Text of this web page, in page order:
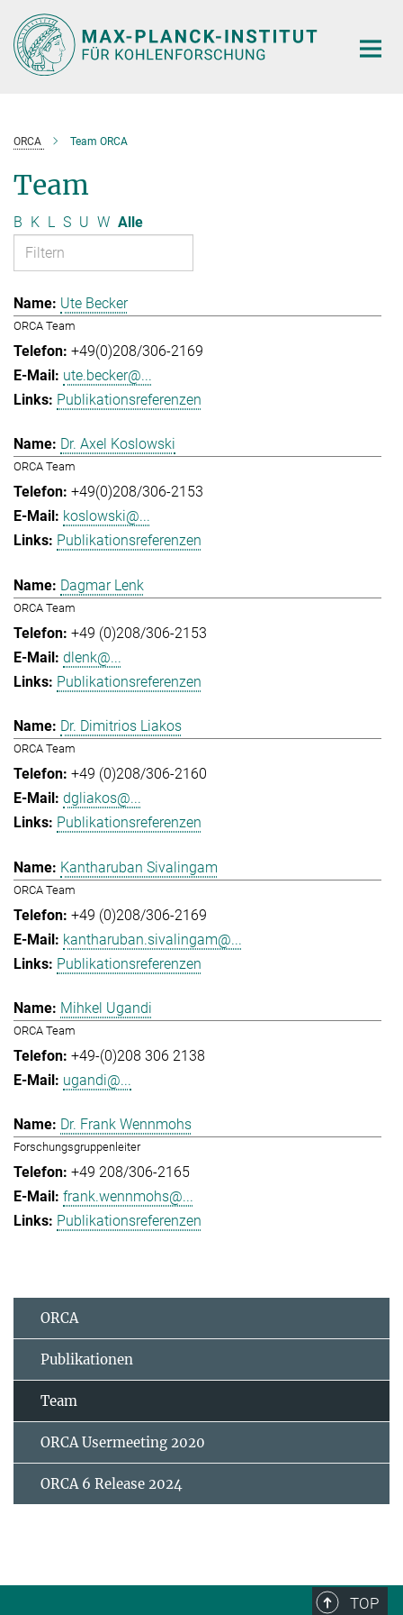
Hauptinhalt
ORCA Team ORCA
Team
B K L S U W Alle
Ute Becker
ORCA Team
+49(0)208/306-2169
ute.becker@...
Publikationsreferenzen
Dr. Axel Koslowski
ORCA Team
+49(0)208/306-2153
koslowski@...
Publikationsreferenzen
Dagmar Lenk
ORCA Team
+49 (0)208/306-2153
dlenk@...
Publikationsreferenzen
Dr. Dimitrios Liakos
ORCA Team
+49 (0)208/306-2160
dgliakos@...
Publikationsreferenzen
Kantharuban Sivalingam
ORCA Team
+49 (0)208/306-2169
kantharuban.sivalingam@...
Publikationsreferenzen
Mihkel Ugandi
ORCA Team
+49-(0)208 306 2138
ugandi@...
Dr. Frank Wennmohs
Forschungsgruppenleiter
+49 208/306-2165
frank.wennmohs@...
Publikationsreferenzen
ORCA
Publikationen
Team
ORCA Usermeeting 2020
ORCA 6 Release 2024
TOP